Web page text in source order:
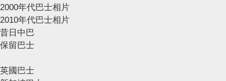
2000年代巴士相片
2010年代巴士相片
昔日中巴
保留巴士
英國巴士